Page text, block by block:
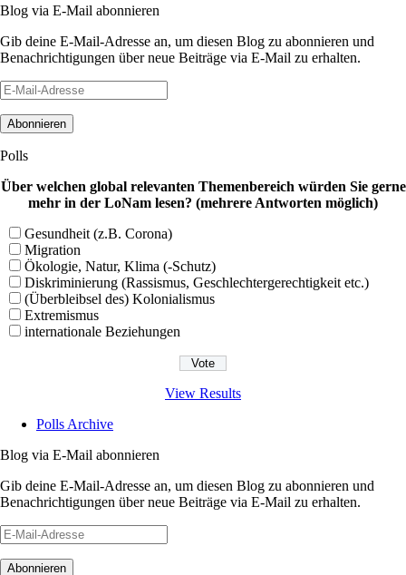
Blog via E-Mail abonnieren
Gib deine E-Mail-Adresse an, um diesen Blog zu abonnieren und
Benachrichtigungen über neue Beiträge via E-Mail zu erhalten.
E-
Mail-
Adresse
Polls
Über welchen global relevanten Themenbereich würden Sie gerne
mehr in der LoNam lesen? (mehrere Antworten möglich)
Gesundheit (z.B. Corona)
Migration
Ökologie, Natur, Klima (-Schutz)
Diskriminierung (Rassismus, Geschlechtergerechtigkeit etc.)
(Überbleibsel des) Kolonialismus
Extremismus
internationale Beziehungen
View Results
Polls Archive
Blog via E-Mail abonnieren
Gib deine E-Mail-Adresse an, um diesen Blog zu abonnieren und
Benachrichtigungen über neue Beiträge via E-Mail zu erhalten.
E-
Mail-
Adresse